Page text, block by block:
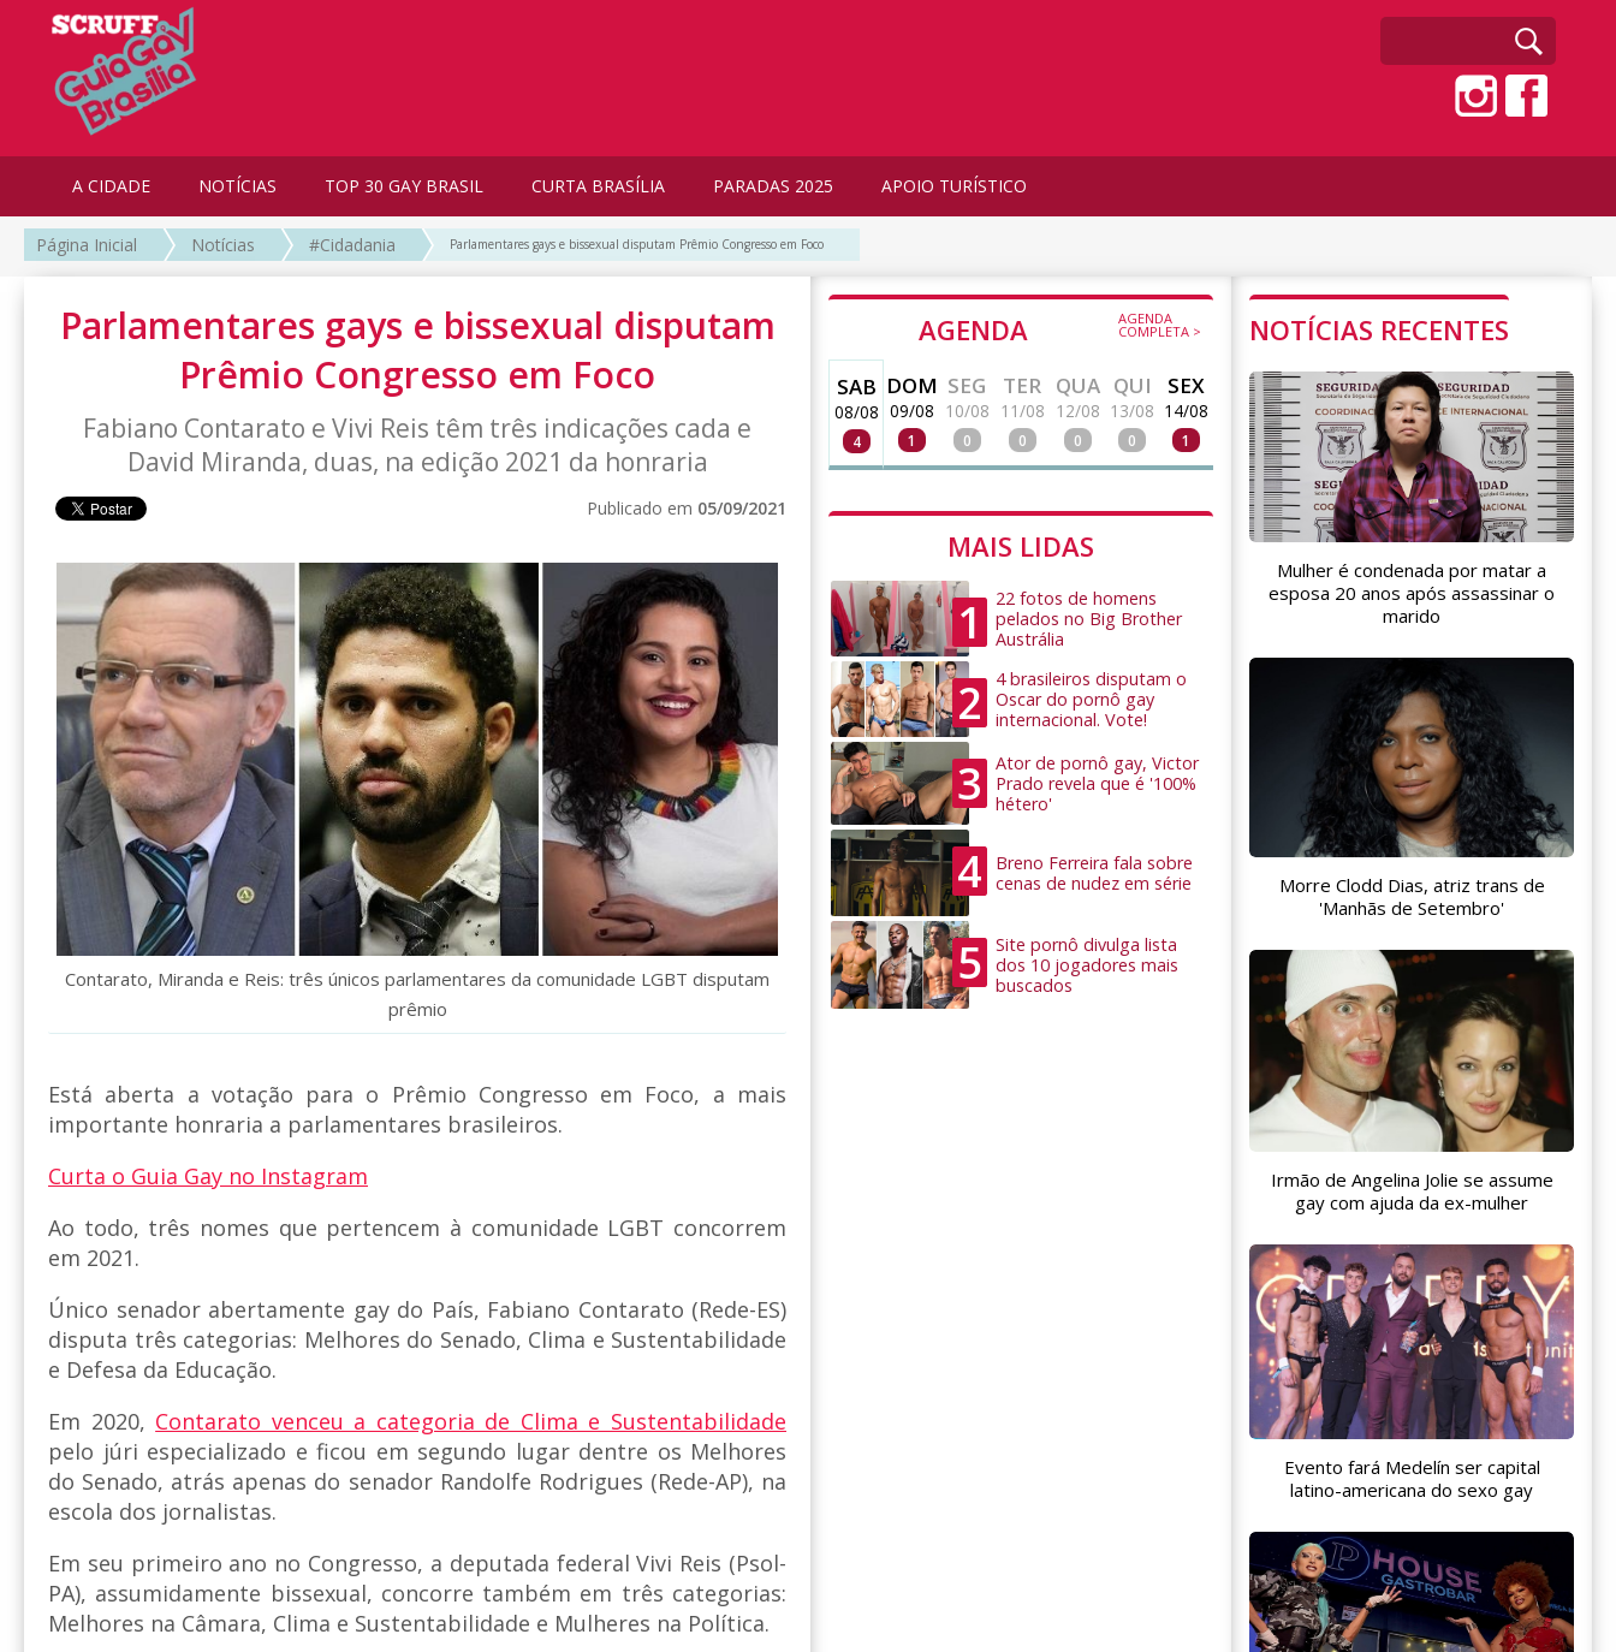
A CIDADE NOTÍCIAS TOP 30 GAY BRASIL CURTA BRASÍLIA PARADAS 2025 APOIO TURÍSTICO
Página Inicial Notícias #Cidadania Parlamentares gays e bissexual disputam Prêmio Congresso em Foco
Parlamentares gays e bissexual disputam
Prêmio Congresso em Foco
Fabiano Contarato e Vivi Reis têm três indicações cada e
David Miranda, duas, na edição 2021 da honraria
Publicado em 05/09/2021
Contarato, Miranda e Reis: três únicos parlamentares da comunidade LGBT disputam
prêmio
Está aberta a votação para o Prêmio Congresso em Foco, a mais
importante honraria a parlamentares brasileiros.
Curta o Guia Gay no Instagram
Ao todo, três nomes que pertencem à comunidade LGBT concorrem
em 2021.
Único senador abertamente gay do País, Fabiano Contarato (Rede-ES)
disputa três categorias: Melhores do Senado, Clima e Sustentabilidade
e Defesa da Educação.
Em 2020, Contarato venceu a categoria de Clima e Sustentabilidade
pelo júri especializado e ficou em segundo lugar dentre os Melhores
do Senado, atrás apenas do senador Randolfe Rodrigues (Rede-AP), na
escola dos jornalistas.
Em seu primeiro ano no Congresso, a deputada federal Vivi Reis (Psol-
PA), assumidamente bissexual, concorre também em três categorias:
Melhores na Câmara, Clima e Sustentabilidade e Mulheres na Política.
AGENDA AGENDA
COMPLETA >
SAB
08/08
4
DOM
09/08
1
SEG
10/08
0
TER
11/08
0
QUA
12/08
0
QUI
13/08
0
SEX
14/08
1
MAIS LIDAS
1
22 fotos de homens
pelados no Big Brother
Austrália
2
4 brasileiros disputam o
Oscar do pornô gay
internacional. Vote!
3
Ator de pornô gay, Victor
Prado revela que é '100%
hétero'
4
Breno Ferreira fala sobre
cenas de nudez em série
5
Site pornô divulga lista
dos 10 jogadores mais
buscados
NOTÍCIAS RECENTES
Mulher é condenada por matar a
esposa 20 anos após assassinar o
marido
Morre Clodd Dias, atriz trans de
'Manhãs de Setembro'
Irmão de Angelina Jolie se assume
gay com ajuda da ex-mulher
Evento fará Medelín ser capital
latino-americana do sexo gay